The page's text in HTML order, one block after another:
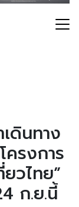
เดินทาง
รงการ
วไทย”
ก.ย.นี้